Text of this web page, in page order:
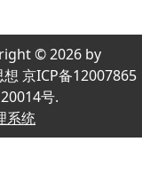
© 2026 by
京ICP备12007865
号.
系统